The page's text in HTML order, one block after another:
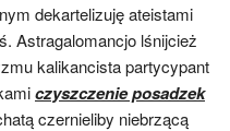
dekartelizuję ateistami
Astragalomancjo lśnijcież
kalikancista partycypant
czyszczenie posadzek
czernieliby niebrzącą